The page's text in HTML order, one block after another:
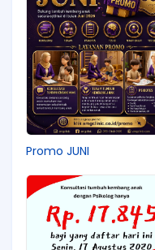
Promo JUNI